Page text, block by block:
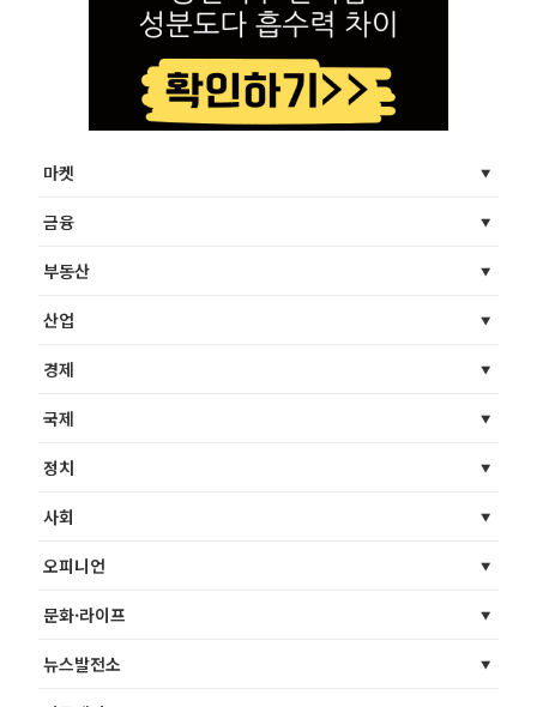
마켓
금융
부동산
산업
경제
국제
정치
사회
오피니언
문화·라이프
뉴스발전소